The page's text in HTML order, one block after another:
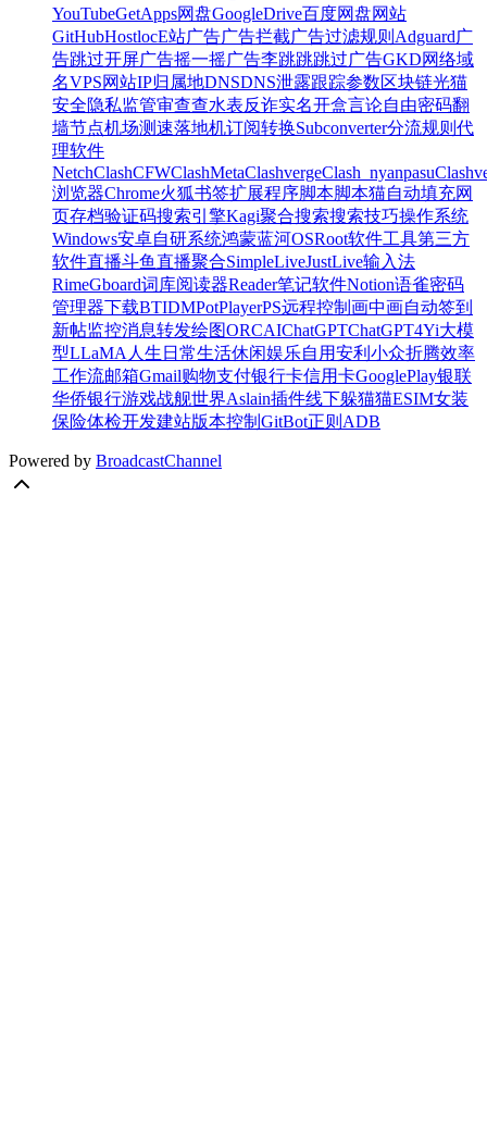
YouTubeGetApps网盘GoogleDrive百度网盘网站
GitHubHostlocE站广告广告拦截广告过滤规则 Adguard广
告跳过开屏广告摇一摇广告李跳跳跳过广告GKD网络域
名VPS网站IP归属地DNSDNS泄露跟踪参数区块链光猫
安全隐私监管审查查水表反诈实名开盒言论自由密码翻
墙节点机场测速落地机订阅转换Subconverter分流规则 代
理软件
NetchClashCFWClashMetaClashvergeClash_nyanpasu
浏览器Chrome火狐书签扩展程序脚本脚本猫自动填充网
页存档验证码搜索引擎Kagi聚合搜索搜索技巧操作系统
Windows安卓自研系统鸿蒙蓝河OSRoot软件工具第三方
软件直播斗鱼直播聚合SimpleLiveJustLive输入法
RimeGboard词库阅读器Reader笔记软件Notion语雀密码
管理器下载BTIDMPotPlayerPS远程控制 画中画自动签到
新帖监控消息转发绘图ORCAIChatGPTChatGPT4Yi大模
型LLaMA 人生 日常生活休闲娱乐自用安利 小众折腾效率
工作流邮箱Gmail购物支付银行卡信用卡GooglePlay银联
华侨银行游戏战舰世界Aslain插件线下躲猫猫ESIM女装
保险体检开发建站版本控制 GitBot正则 ADB
Powered by BroadcastChannel